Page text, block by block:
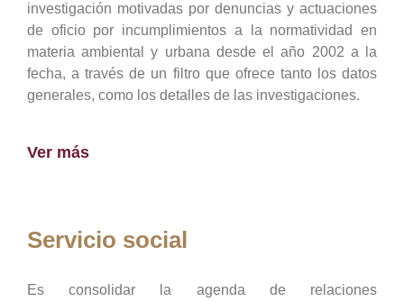
investigación motivadas por denuncias y actuaciones
de oficio por incumplimientos a la normatividad en
materia ambiental y urbana desde el año 2002 a la
fecha, a través de un filtro que ofrece tanto los datos
generales, como los detalles de las investigaciones.
Ver más
Servicio social
Es consolidar la agenda de relaciones